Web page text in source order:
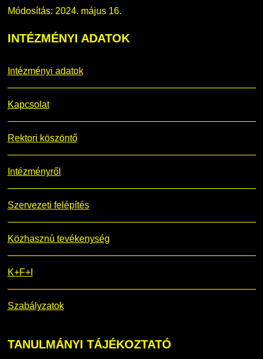
Módosítás: 2024. május 16.
INTÉZMÉNYI ADATOK
Intézményi adatok
Kapcsolat
Rektori köszöntő
Intézményről
Szervezeti felépítés
Közhasznú tevékenység
K+F+I
Szabályzatok
TANULMÁNYI TÁJÉKOZTATÓ